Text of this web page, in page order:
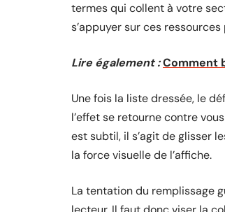
termes qui collent à votre
s’appuyer sur ces
Lire également :Comment
Une fois la liste dressée, le
l’effet se retourne contre
est subtil, il s’agit de glisser
la force visuelle de l’affiche.
La tentation du remplissage